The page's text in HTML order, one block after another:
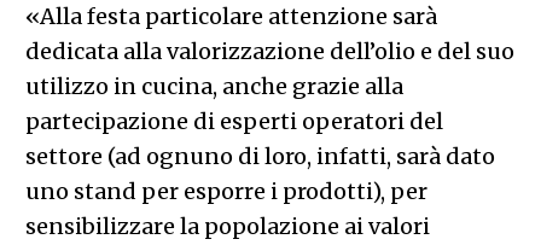
«Alla festa particolare attenzione sarà
dedicata alla valorizzazione dell’olio e del suo
utilizzo in cucina, anche grazie alla
partecipazione di esperti operatori del
settore (ad ognuno di loro, infatti, sarà dato
uno stand per esporre i prodotti), per
sensibilizzare la popolazione ai valori